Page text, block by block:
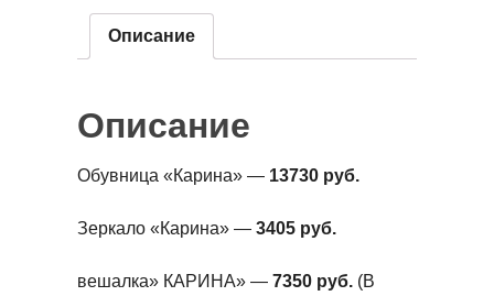
Описание
Описание
Обувница «Карина» — 13730 руб.
Зеркало «Карина» — 3405 руб.
вешалка» КАРИНА» — 7350 руб. (В